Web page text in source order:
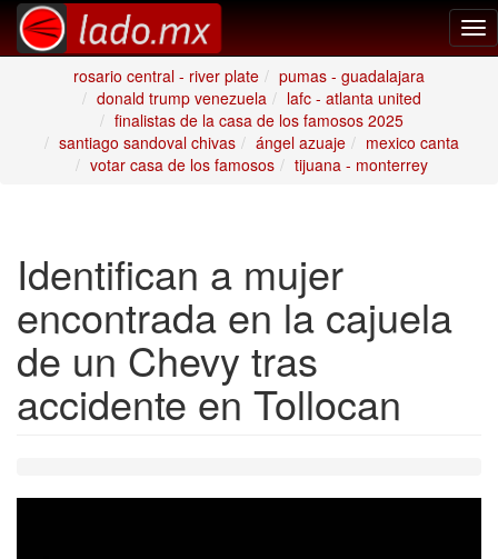
rosario central - river plate
pumas - guadalajara
donald trump venezuela
lafc - atlanta united
finalistas de la casa de los famosos 2025
santiago sandoval chivas
ángel azuaje
mexico canta
votar casa de los famosos
tijuana - monterrey
Identifican a mujer
encontrada en la cajuela
de un Chevy tras
accidente en Tollocan